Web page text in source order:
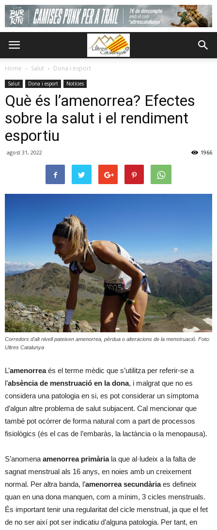
Home Salut Dona i esport
Salut Dona i esport Notícies
Què és l’amenorrea? Efectes
sobre la salut i el rendiment
esportiu
agost 31, 2022 1966
Corredors d'alt nivell pateixen amenorrea, pèrdua o alteracions de la menstruació. Foto:
Ultres Catalunya
L’amenorreaés el terme mèdic que s’utilitza per referir-se a
l’absència de menstruació en la dona, i malgrat que no es
considera una patologia en si, es pot considerar un símptoma
d’algun altre problema de salut subjacent. Cal mencionar que
també pot ocórrer de forma natural com a part de processos
fisiològics (és el cas de l’embaràs, la lactància o la menopausa).
S’anomena amenorrea primàriala que al·ludeix a la falta de
sagnat menstrual als 16 anys, en noies amb un creixement
normal. Per altra banda, l’amenorrea secundàriaes defineix
quan en una dona manquen, com a mínim, 3 cicles menstruals.
És important tenir una regularitat del cicle menstrual, ja que el fet
de no ser així pot ser indicatiu d’alguna patologia. Per tant, en